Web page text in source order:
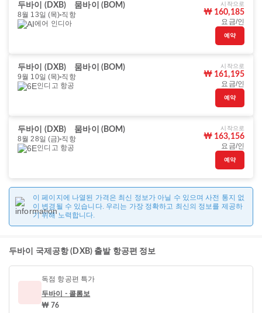
두바이 (DXB)
뭄바이 (BOM)
8월 13일 (목) 직항
에어 인디아
시작으로
₩ 160,185
요금/인
예약
두바이 (DXB)
뭄바이 (BOM)
9월 10일 (목) 직항
인디고 항공
시작으로
₩ 161,195
요금/인
예약
두바이 (DXB)
뭄바이 (BOM)
8월 28일 (금) 직항
인디고 항공
시작으로
₩ 163,156
요금/인
예약
이 페이지에 나열된 가격은 최신 정보가 아닐 수 있으며 사전 통지 없
이 변경될 수 있습니다. 우리는 가장 정확하고 최신의 정보를 제공하
기 위해 노력합니다.
두바이 국제공항 (DXB) 출발 항공편 정보
독점 항공편 특가
두바이 - 콜롬보
₩ 76